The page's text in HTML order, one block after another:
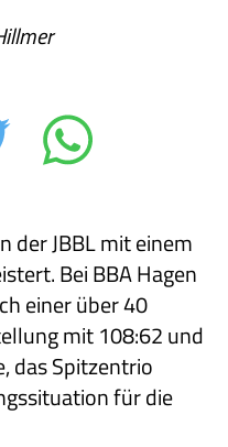
der JBBL mit einem
Bei BBA Hagen
einer über 40
mit 108:62 und
das Spitzentrio
für die